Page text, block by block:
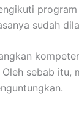
sudah
sebab